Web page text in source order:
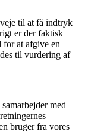
til at få indtryk
er der faktisk
for at afgive en
til vurdering af
med
bruger fra vores